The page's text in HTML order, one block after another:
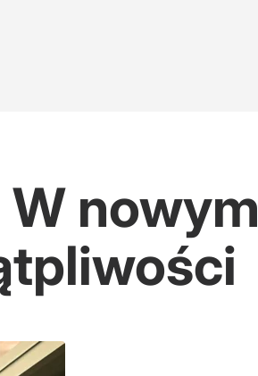
nowym